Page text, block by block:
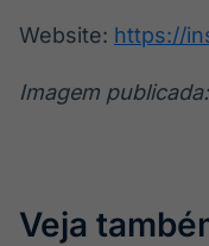
Website: https://
Imagem publicada:
Veja